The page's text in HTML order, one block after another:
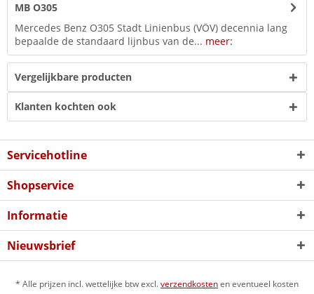
MB O305
Mercedes Benz O305 Stadt Linienbus (VÖV) decennia lang
bepaalde de standaard lijnbus van de... meer:
Vergelijkbare producten
Klanten kochten ook
Servicehotline
Shopservice
Informatie
Nieuwsbrief
* Alle prijzen incl. wettelijke btw excl.verzendkostenen eventueel kosten